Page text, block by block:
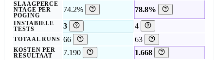
SLAAGPERCE
NTAGE PER
POGING
74.2% 78.8%
INSTABIELE
TESTS
3 4
TOTAAL RUNS 66 63
KOSTEN PER
RESULTAAT
7.190 1.668